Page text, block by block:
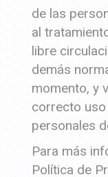
de las
al
libre
demás
momento, y
correcto
personales
Para más
Política de